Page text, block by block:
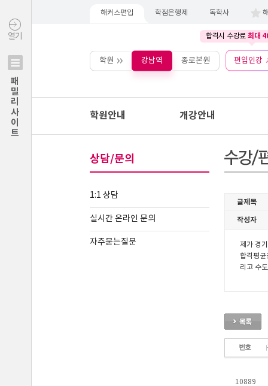
열기
패밀리사이트
해커스편입 학점은행제 독학사
합격시 수강료 최대
학원 강남역 종로본원 편입인강
학원안내 개강안내
상담/문의
1:1 상담
실시간 온라인 문의
자주묻는질문